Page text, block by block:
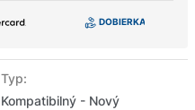
Typ:
Kompatibilný - Nový